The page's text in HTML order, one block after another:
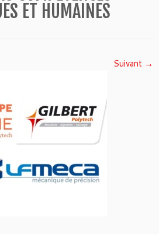
ET HUMAINES
Suivant →